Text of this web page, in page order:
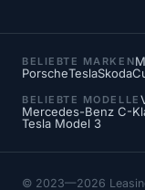
BELIEBTE MARKEN
PorscheTeslaSkoda
BELIEBTE MODELLE
Mercedes-Benz C-
Tesla Model 3
© 2023—2026